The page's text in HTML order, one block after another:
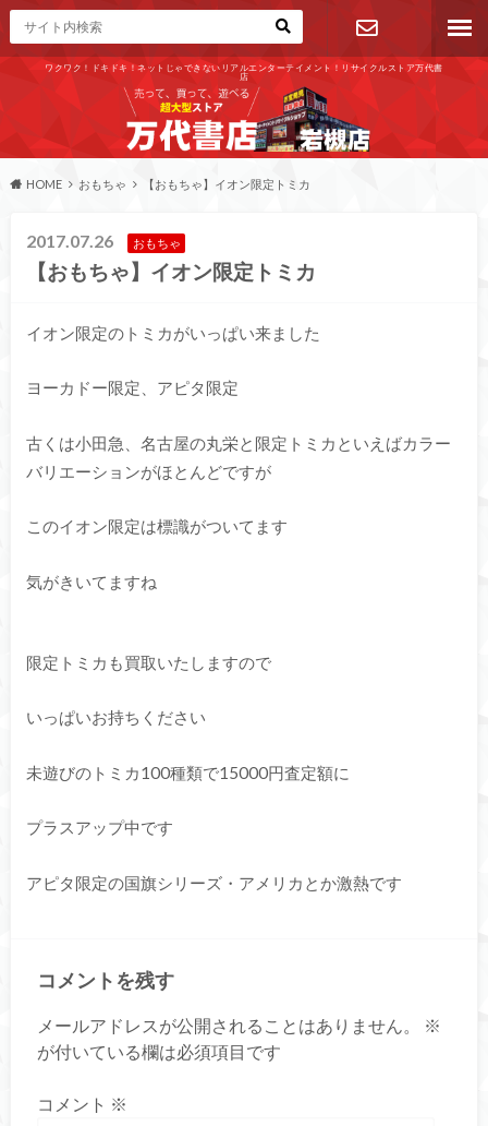
ワクワク！ドキドキ！ネットじゃできないリアルエンターテイメント！リサイクルストア万代書
店
お問い合わ
せ
HOME おもちゃ 【おもちゃ】イオン限定トミカ
2017.07.26 おもちゃ
【おもちゃ】イオン限定トミカ
イオン限定のトミカがいっぱい来ました
ヨーカドー限定、アピタ限定
古くは小田急、名古屋の丸栄と限定トミカといえばカラー
バリエーションがほとんどですが
このイオン限定は標識がついてます
気がきいてますね
限定トミカも買取いたしますので
いっぱいお持ちください
未遊びのトミカ100種類で15000円査定額に
プラスアップ中です
アピタ限定の国旗シリーズ・アメリカとか激熱です
コメントを残す
メールアドレスが公開されることはありません。
※
が付いている欄は必須項目です
コメント ※